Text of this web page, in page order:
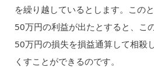
を繰り越しているとします。この
50万円の利益が出たとすると、こ
50万円の損失を損益通算して相殺
くすことができるのです。